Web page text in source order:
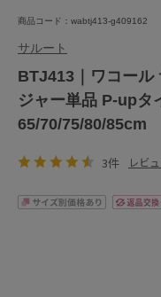
商品コード：wabtj413-g409162
サルート
BTJ413｜ワコール
ジャー単品 P-upタ
65/70/75/80/85cm
3件 レビ